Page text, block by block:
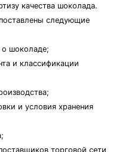
качества шоколада.
следующие
о шоколаде;
и классификации
и условия хранения
торговой сети